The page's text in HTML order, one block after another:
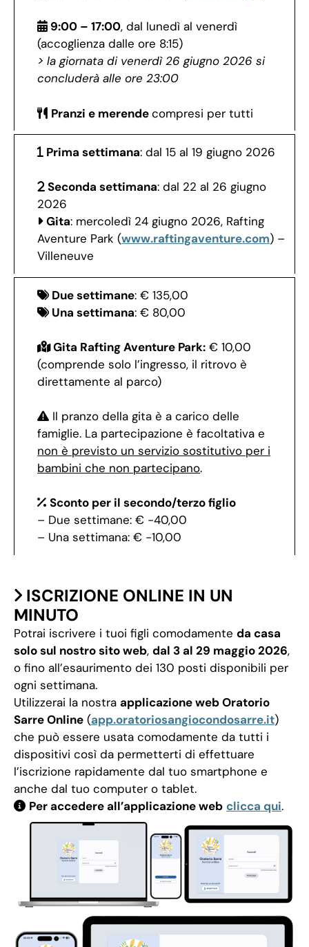
9:00 – 17:00, dal lunedì al venerdì
(accoglienza dalle ore 8:15)
> la giornata di venerdì 26 giugno 2026 si
concluderà alle ore 23:00
Pranzi e merendecompresi per tutti
Prima settimana: dal 15 al 19 giugno 2026
Seconda settimana: dal 22 al 26 giugno
2026
Gita: mercoledì 24 giugno 2026, Rafting
Aventure Park (www.raftingaventure.com) –
Villeneuve
Due settimane: € 135,00
Una settimana: € 80,00
Gita Rafting Aventure Park: € 10,00
(comprende solo l’ingresso, il ritrovo è
direttamente al parco)
Il pranzo della gita è a carico delle
famiglie. La partecipazione è facoltativa e
non è previsto un servizio sostitutivo per i
bambini che non partecipano.
Sconto per il secondo/terzo figlio
– Due settimane: € -40,00
– Una settimana: € -10,00
ISCRIZIONE ONLINE IN UN
MINUTO
Potrai iscrivere i tuoi figli comodamente da casa
solo sul nostro sito web, dal 3 al 29 maggio 2026,
o fino all’esaurimento dei 130 posti disponibili per
ogni settimana.
Utilizzerai la nostra applicazione web Oratorio
Sarre Online (app.oratoriosangiocondosarre.it)
che può essere usata comodamente da tutti i
dispositivi così da permetterti di effettuare
l’iscrizione rapidamente dal tuo smartphone e
anche dal tuo computer o tablet.
Per accedere all’applicazione web clicca qui.